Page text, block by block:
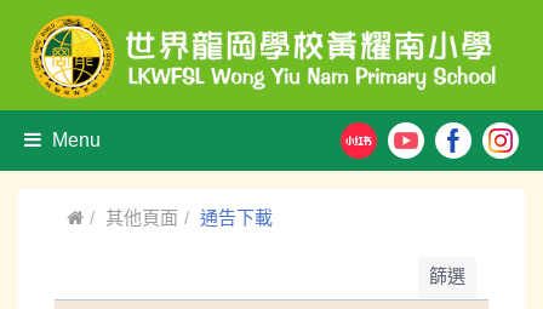
Menu
其他頁面 通告下載
篩選